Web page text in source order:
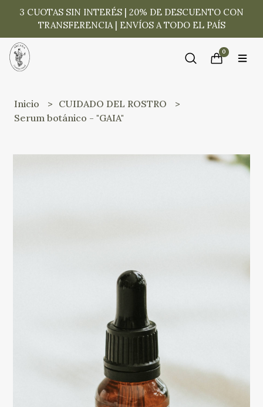
3 CUOTAS SIN INTERÉS | 20% DE DESCUENTO CON
TRANSFERENCIA | ENVÍOS A TODO EL PAÍS
0
Inicio
CUIDADO DEL ROSTRO
Serum botánico - "GAIA"